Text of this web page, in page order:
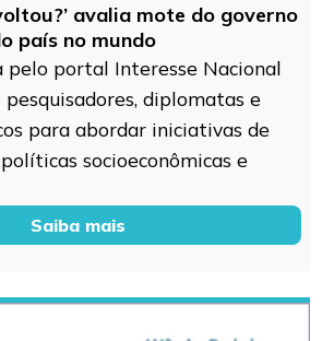
avalia mote do governo
país no mundo
pelo portal Interesse Nacional
diplomatas e
para abordar iniciativas de
socioeconômicas e
Saiba mais